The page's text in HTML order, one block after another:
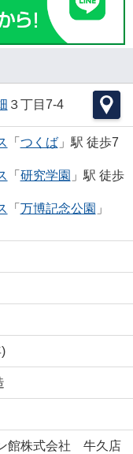
３丁目7-4
「 つくば」駅 徒歩7
「 研究学園 」駅 徒歩
「 万博記念公園 」
館株式会社 牛久店